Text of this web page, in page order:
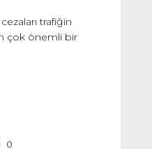
trafiğin
çok önemli bir
0